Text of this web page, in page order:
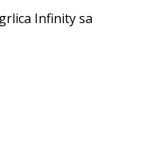
Infinity sa